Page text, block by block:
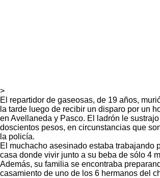
>
El repartidor de gaseosas, de 19 años,
la tarde luego de recibir un disparo por un
en Avellaneda y Pasco. El ladrón le
doscientos pesos, en circunstancias que
la policía.
El muchacho asesinado estaba trabajando
casa donde vivir junto a su beba de sólo 4
Además, su familia se encontraba
casamiento de uno de los 6 hermanos del